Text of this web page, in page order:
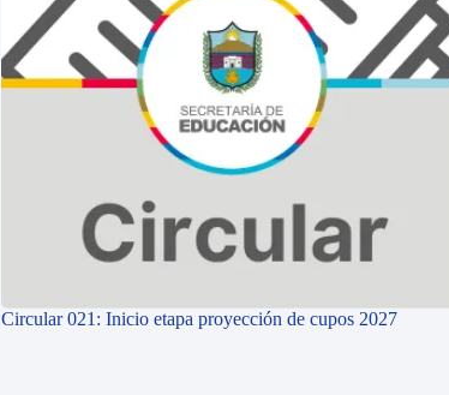
Circular 021: Inicio etapa proyección de cupos 2027